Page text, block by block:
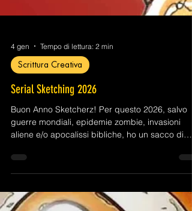
4 gen Tempo di lettura: 2 min
Scrittura Creativa
Serial Sketching 2026
Buon Anno Sketcherz! Per questo 2026, salvo
buoni propositi. 😇